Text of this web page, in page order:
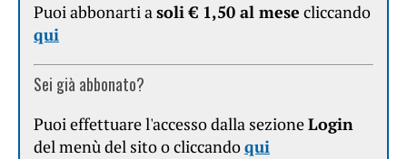
Puoi abbonarti asoli € 1,50 al mese cliccando
qui
Sei già abbonato?
Puoi effettuare l'accesso dalla sezioneLogin
del menù del sito o cliccandoqui